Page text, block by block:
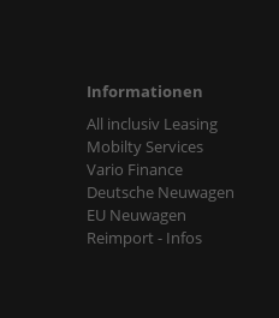
Informationen
All inclusiv Leasing
Mobilty Services
Vario Finance
Deutsche Neuwagen
EU Neuwagen
Reimport - Infos